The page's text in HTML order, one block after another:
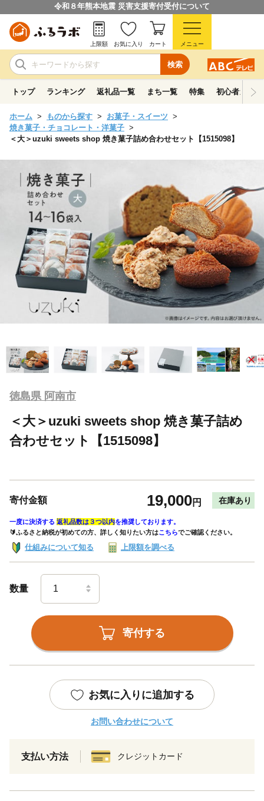
令和８年熊本地震 災害支援寄付受付について
検索
上限額 お気に入り カート メニュー
トップ ランキング 返礼品一覧 まち一覧 特集 初心者ガイド
ホーム ものから探す
お菓子・スイーツ
焼き菓子・チョコレート・洋菓子
＜大＞uzuki sweets shop 焼き菓子詰め合わせセット【1515098】
徳島県 阿南市
＜大＞uzuki sweets shop 焼き菓子詰め
合わせセット【1515098】
寄付金額 19,000円 在庫あり
一度に決済する 返礼品数は３つ以内を推奨しております。
🔰ふるさと納税が初めての方、詳しく知りたい方はこちらでご確認ください。
仕組みについて知る 上限額を調べる
数量
寄付する
お気に入りに追加する
お問い合わせについて
支払い方法 クレジットカード